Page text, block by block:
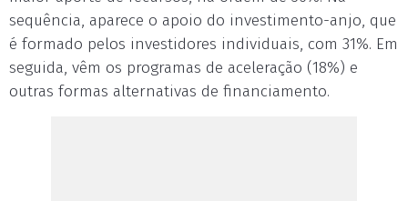
sequência, aparece o apoio do investimento-anjo, que
é formado pelos investidores individuais, com 31%. Em
seguida, vêm os programas de aceleração (18%) e
outras formas alternativas de financiamento.